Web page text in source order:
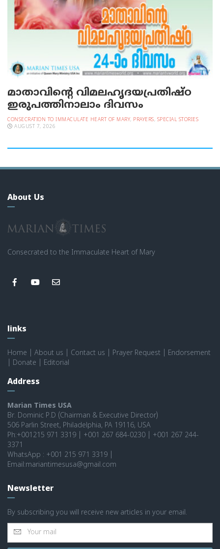
മാതാവിന്റെ വിമലഹൃദയപ്രതിഷ്ഠ
ഇരുപത്തിനാലാം ദിവസം
CONSECRATION TO IMMACULATE HEART OF MARY, PRAYERS, SPECIAL STORIES
AUGUST 7, 2026
About Us
Consecrated to the Immaculate Heart of Mary
links
Home About us Contact us Prayer Request
Endorsement
Donate Editorial
Address
Marian Times USA
Br. Dominic P.D (Chairman & Executive Director)
506 Parlin Street, Philadelphia, PA 19116, USA
Ph:+001215 971 3319 | +001 267 684-0230 | +001 267 244-
3371
WhatsApp : +001 215 971 3319 |
Email:mariantimesusa@gmail.com
Newsletter
By subscribing you will receive new articles in your email.